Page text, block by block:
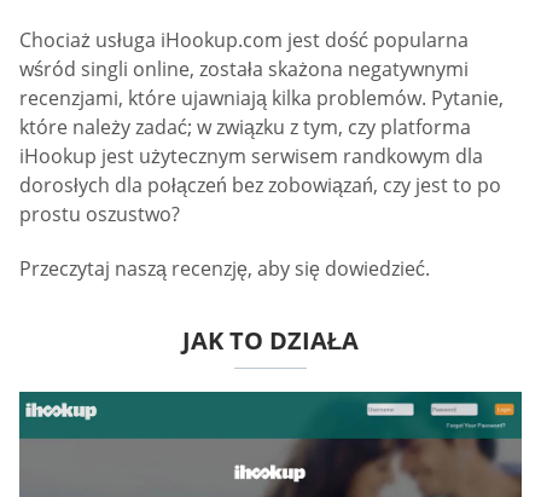
Chociaż usługa iHookup.com jest dość popularna
wśród singli online, została skażona negatywnymi
recenzjami, które ujawniają kilka problemów. Pytanie,
które należy zadać; w związku z tym, czy platforma
iHookup jest użytecznym serwisem randkowym dla
dorosłych dla połączeń bez zobowiązań, czy jest to po
prostu oszustwo?
Przeczytaj naszą recenzję, aby się dowiedzieć.
JAK TO DZIAŁA